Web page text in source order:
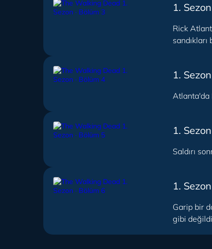
1.
Rick
1.
Atlanta'da
1.
Saldırı
1.
Garip bir
gibi